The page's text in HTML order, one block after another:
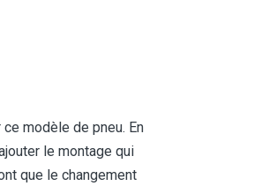
modèle de pneu. En
le montage qui
que le changement